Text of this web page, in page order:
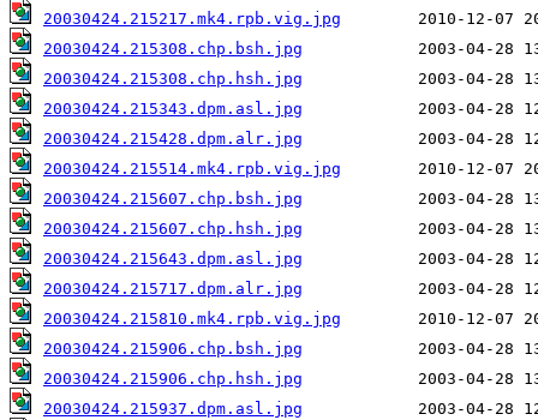
20030424.215217.mk4.rpb.vig.jpg
20030424.215308.chp.bsh.jpg
20030424.215308.chp.hsh.jpg
20030424.215343.dpm.asl.jpg
20030424.215428.dpm.alr.jpg
20030424.215514.mk4.rpb.vig.jpg
20030424.215607.chp.bsh.jpg
20030424.215607.chp.hsh.jpg
20030424.215643.dpm.asl.jpg
20030424.215717.dpm.alr.jpg
20030424.215810.mk4.rpb.vig.jpg
20030424.215906.chp.bsh.jpg
20030424.215906.chp.hsh.jpg
20030424.215937.dpm.asl.jpg